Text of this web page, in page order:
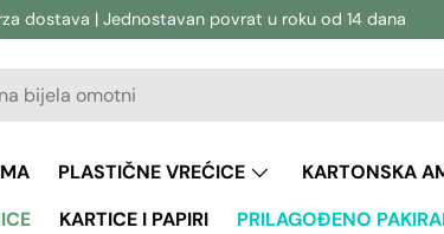
dostava | Jednostavan povrat u roku od 14 dana
PLASTIČNE VREĆICE KARTONSKA
KARTICE I PAPIRI PRILAGOĐENO